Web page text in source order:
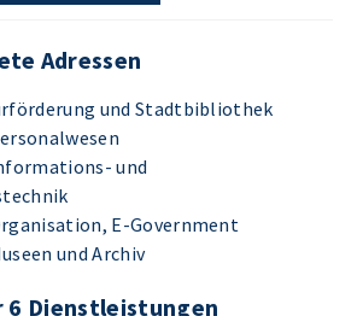
Adressen
und Stadtbibliothek
und
E-Government
und Archiv
6 Dienstleistungen